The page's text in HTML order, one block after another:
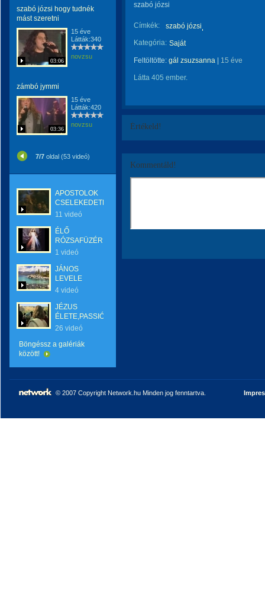
szabó józsi hogy tudnék
mást szeretni
03:06
15 éve
Látták:340
novzsu
zámbó jymmi
03:36
15 éve
Látták:420
novzsu
7/7 oldal (53 videó)
APOSTOLOK
CSELEKEDETEI
11 videó
ÉLŐ
RÓZSAFÜZÉR
1 videó
JÁNOS
LEVELE
4 videó
JÉZUS
ÉLETE,PASSIÓ
26 videó
Böngéssz a galériák
között!
szabó józsi
Címkék:
szabó józsi
Kategória: Saját
Feltöltötte: gál zsuzsanna 15 éve
Látta 405 ember.
Értékeld!
Kommentáld!
© 2007 Copyright Network.hu Minden jog fenntartva.